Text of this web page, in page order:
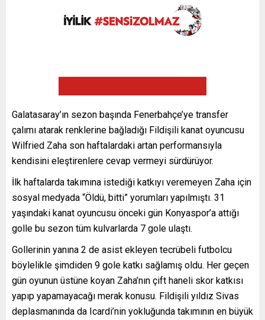
Galatasaray’ın sezon başında Fenerbahçe’ye transfer
çalımı atarak renklerine bağladığı Fildişili kanat oyuncusu
Wilfried Zaha son haftalardaki artan performansıyla
kendisini eleştirenlere cevap vermeyi sürdürüyor.
İlk haftalarda takımına istediği katkıyı veremeyen Zaha için
sosyal medyada “Öldü, bitti” yorumları yapılmıştı. 31
yaşındaki kanat oyuncusu önceki gün Konyaspor’a attığı
golle bu sezon tüm kulvarlarda 7 gole ulaştı.
Gollerinin yanına 2 de asist ekleyen tecrübeli futbolcu
böylelikle şimdiden 9 gole katkı sağlamış oldu. Her geçen
gün oyunun üstüne koyan Zaha’nın çift haneli skor katkısı
yapıp yapamayacağı merak konusu. Fildişili yıldız Sivas
deplasmanında da Icardi’nin yokluğunda takımının en büyük